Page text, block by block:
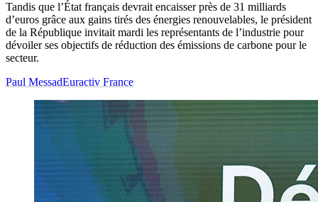
Tandis que l’État français devrait encaisser près de 31 milliards
d’euros grâce aux gains tirés des énergies renouvelables, le président
de la République invitait mardi les représentants de l’industrie pour
dévoiler ses objectifs de réduction des émissions de carbone pour le
secteur.
Paul MessadEuractiv France